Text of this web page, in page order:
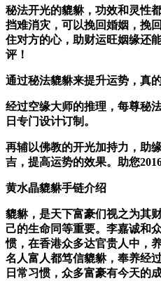
秘法开光的貔貅，功效和灵性
挡难消灾，可以挽回婚姻，挽
住对方的心，助财运旺姻缘还
评！
通过秘法貔貅来提升运势，真
经过空缘大师的推理，每尊秘
日专门设计订制。
再辅以佛教的开光加持力，助
吉，提高运势的效果。助您
黄水晶貔貅手链介绍
貔貅，是天下富豪们视之为其
己的生命同等重要。李嘉诚和
惯，在香港众多达官贵人中，
名人富人都笃信貔貅，奉养经
日常习惯，众多富豪有今天的